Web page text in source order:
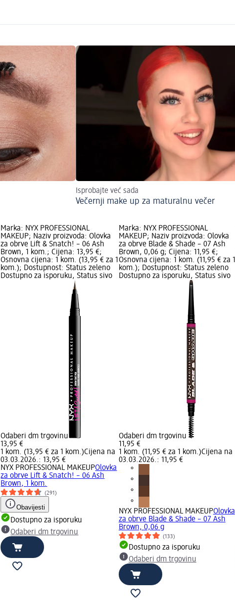
Isprobajte već sada
Večernji make up za maturalnu večer
Marka: NYX PROFESSIONAL
MAKEUP; Naziv proizvoda: Olovka
za obrve Lift & Snatch! – 06 Ash
Brown, 1 kom.; Cijena: 13,95 €;
Osnovna cijena: 1 kom. (13,95 € za 1
kom.); Dostupnost: Status zeleno
Dostupno za isporuku, Status sivo
Odaberi dm trgovinu
13,95 €
1 kom. (13,95 € za 1 kom.)Cijena na
03.03.2026.: 13,95 €
NYX PROFESSIONAL MAKEUPOlovka
za obrve Lift & Snatch! – 06 Ash
Brown, 1 kom.
(291)
Obavijesti
Dostupno za isporuku
Odaberi dm trgovinu
Marka: NYX PROFESSIONAL
MAKEUP; Naziv proizvoda: Olovka
za obrve Blade & Shade – 07 Ash
Brown, 0,06 g; Cijena: 11,95 €;
Osnovna cijena: 1 kom. (11,95 € za 1
kom.); Dostupnost: Status zeleno
Dostupno za isporuku, Status sivo
Odaberi dm trgovinu
11,95 €
1 kom. (11,95 € za 1 kom.)Cijena na
03.03.2026.: 11,95 €
NYX PROFESSIONAL MAKEUPOlovka
za obrve Blade & Shade – 07 Ash
Brown, 0,06 g
(133)
Dostupno za isporuku
Odaberi dm trgovinu